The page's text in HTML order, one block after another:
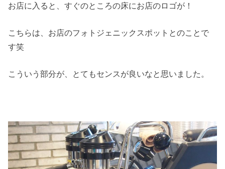
お店に入ると、すぐのところの床にお店のロゴが！
こちらは、お店のフォトジェニックスポットとのことで
す笑
こういう部分が、とてもセンスが良いなと思いました。